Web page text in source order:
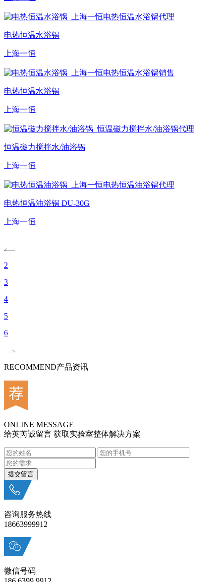
电热恒温水浴锅
上海一恒
电热恒温水浴锅
上海一恒
恒温磁力搅拌水/油浴锅
上海一恒
电热恒温油浴锅 DU-30G
上海一恒
2
3
4
5
6
RECOMMEND产品资讯
ONLINE MESSAGE
给英芮诚留言 获取实验室整体解决方案
咨询服务热线
18663999912
微信号码